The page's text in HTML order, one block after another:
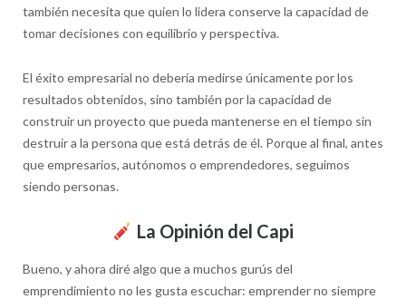
también necesita que quien lo lidera conserve la capacidad de
tomar decisiones con equilibrio y perspectiva.
El éxito empresarial no debería medirse únicamente por los
resultados obtenidos, sino también por la capacidad de
construir un proyecto que pueda mantenerse en el tiempo sin
destruir a la persona que está detrás de él. Porque al final, antes
que empresarios, autónomos o emprendedores, seguimos
siendo personas.
La Opinión del Capi
Bueno, y ahora diré algo que a muchos gurús del
emprendimiento no les gusta escuchar: emprender no siempre